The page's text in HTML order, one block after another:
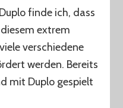
finde ich, dass
extrem
verschiedene
werden. Bereits
mit Duplo gespielt